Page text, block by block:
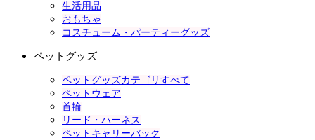
生活用品
おもちゃ
コスチューム・パーティーグッズ
ペットグッズ
ペットグッズカテゴリすべて
ペットウェア
首輪
リード・ハーネス
ペットキャリーバック